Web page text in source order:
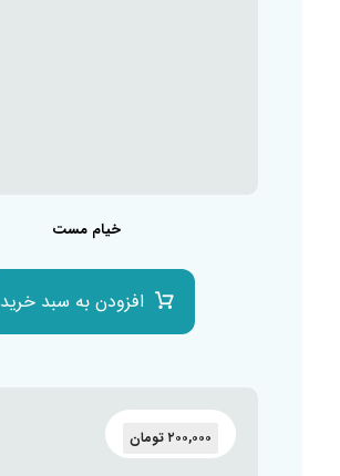
خیام مست
افزودن به سبد خرید
۲۰۰,۰۰۰ تومان